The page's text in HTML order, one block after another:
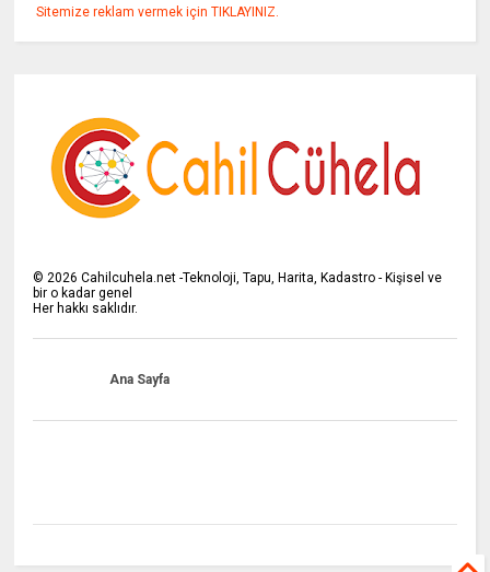
Sitemize reklam vermek için TIKLAYINIZ.
©2026 Cahilcuhela.net -Teknoloji, Tapu, Harita, Kadastro - Kişisel ve
bir o kadar genel
Her hakkı saklıdır.
Ana Sayfa